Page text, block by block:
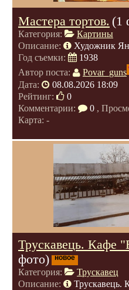
Мастера тортов. (1
Категория:
Картины
Описание:
Художник
Год съемки:
1938
Автор поста:
Povar_guns
Дата:
08.08.2026 18:09
Рейтинг:
0
Комментарии:
0 ,
Карта: -
Трускавець. Кафе
фото)
новое
Категория:
Трускавец
Описание:
Трускавець.